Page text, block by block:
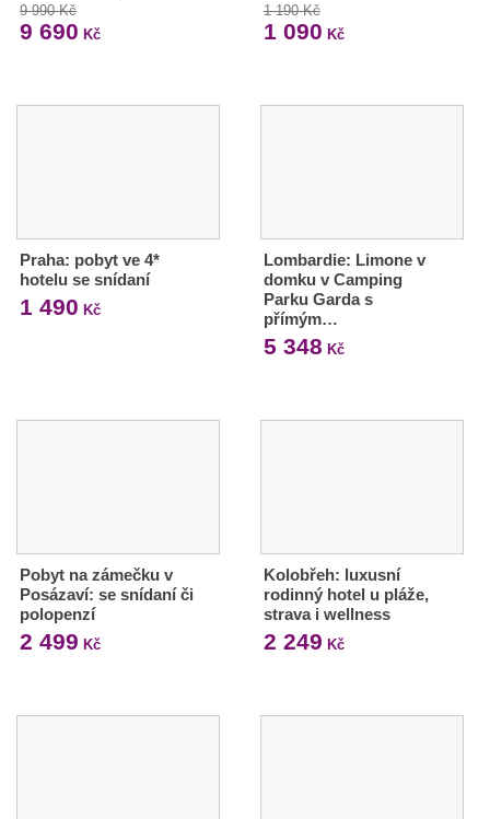
9 990 Kč
9 690 Kč
1 190 Kč
1 090 Kč
Praha: pobyt ve 4*
hotelu se snídaní
1 490 Kč
Lombardie: Limone v
domku v Camping
Parku Garda s
přímým…
5 348 Kč
Pobyt na zámečku v
Posázaví: se snídaní či
polopenzí
2 499 Kč
Kolobřeh: luxusní
rodinný hotel u pláže,
strava i wellness
2 249 Kč